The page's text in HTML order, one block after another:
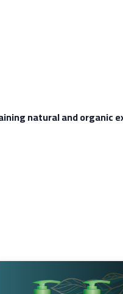
natural and organic